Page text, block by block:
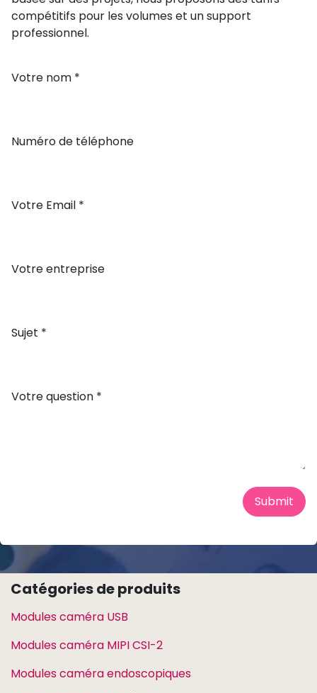
compétitifs pour les volumes et un support
professionnel.
Votre nom *
Numéro de téléphone
Votre Email *
Votre entreprise
Sujet *
Votre question *
Submit
Catégories de produits
Modules caméra USB
Modules caméra MIPI CSI-2
Modules caméra endoscopiques